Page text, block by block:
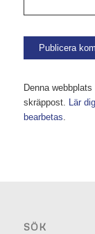
Denna
skräppost. Lär
bearbetas.
SÖK